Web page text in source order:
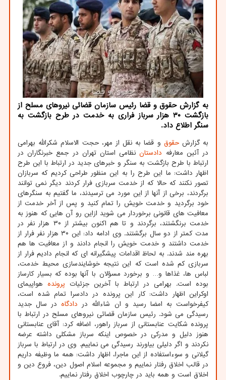
به گزارش حقوق و قضا رئیس سازمان قضائی نیروهای مسلح از
بازگشت ۳۰ هزار سرباز فراری به خدمت در طرح بازگشت به
سنگر اطلاع داد.
به گزارشحقوق و قضا به نقل از مهر، حجت الاسلام شکرالله بهرامی
در آئین معارفه دادستاننظامی استان تهران در جمع خبرنگاران در
ارتباط با طرح بازگشت به سنگر و خبرهای جدید در ارتباط با این طرح
اظهار داشت: ما این طرح را به این منظور طراحی کردیم که سربازان
تصور نکنند که حالا که از خدمت سربازی فرار کردند دیگر نمی توانند
برگردند، برخی از آنها از این مورد می ترسیدند، ما گفتیم به سنگرهای
خود برگردید و خدمت خویش را تمام کنید و پس از آخر خدمت از
معافیت های قانونی برخوردار می شوید ازاین رو آن هایی که هنوز به
خدمت برنگشتند، برگردند و تا هم اکنون بیشتر از ۳۰ هزار نفر در
مدت کمتر از دو سال برگشتند. وی ادامه داد: این ۳۰ هزار نفر فرار از
خدمت داشتند و خدمت خویش را انجام دادند و از معافیت ها هم
بهره مند شدند. به لحاظ اقدامات پیشگیرانه ای که انجام دادیم فرار از
سربازی کم شده است که این نتیجه خوشایندسازی محیط خدمت،
لباس ها، غذاها و… و برخورد مسؤلان با آنها بوده که بسیار کارساز
بوده است. بهرامی در ارتباط با آخرین جزئیات پرونده هواپیمای
اوکراین اظهار داشت: کار این پرونده در دادسرا تمام شده است،
کیفرخواست به امضا رسید و ان شاءالله در دادگاه در سال جدید
رسیدگی می شود. رئیس سازمان قضائی نیروهای مسلح در ارتباط با
پرونده شکایت عنابستانی از سرباز راهور، اضافه کرد: آقای عنابستانی
هنوز دلیل و مدرکی در خصوص اینکه سرباز مشکلی داشته عرضه
نکردند و اگر دلیلی بیاورند رسیدگی می نماییم. وی در ارتباط با سرباز
گیلانی و سوءاستفاده از این ماجرا، اظهار داشت: همه ما وظیفه داریم
در قالب اخلاق رفتار نماییم و مجموعه اسلام اصول دین، فروع دین و
اخلاق است و همه باید در چارچوب اخلاق رفتار نماییم.